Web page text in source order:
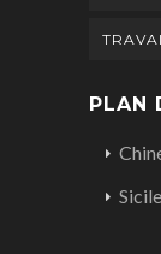
PLAN
Sicile